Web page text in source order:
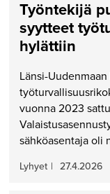
Työntekijä
syytteet
hylättiin
Länsi-
vuonna 2023
sähköasentaja oli
Lyhyet | 27.4.2026